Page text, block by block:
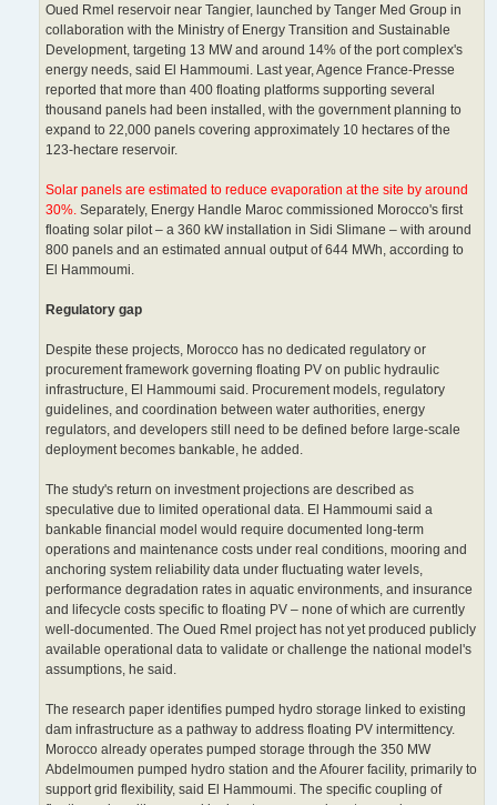
Oued Rmel reservoir near Tangier, launched by Tanger Med Group in
collaboration with the Ministry of Energy Transition and Sustainable
Development, targeting 13 MW and around 14% of the port complex's
energy needs, said El Hammoumi. Last year, Agence France-Presse
reported that more than 400 floating platforms supporting several
thousand panels had been installed, with the government planning to
expand to 22,000 panels covering approximately 10 hectares of the
123-hectare reservoir.
Solar panels are estimated to reduce evaporation at the site by around
30%. Separately, Energy Handle Maroc commissioned Morocco's first
floating solar pilot – a 360 kW installation in Sidi Slimane – with around
800 panels and an estimated annual output of 644 MWh, according to
El Hammoumi.
Regulatory gap
Despite these projects, Morocco has no dedicated regulatory or
procurement framework governing floating PV on public hydraulic
infrastructure, El Hammoumi said. Procurement models, regulatory
guidelines, and coordination between water authorities, energy
regulators, and developers still need to be defined before large-scale
deployment becomes bankable, he added.
The study's return on investment projections are described as
speculative due to limited operational data. El Hammoumi said a
bankable financial model would require documented long-term
operations and maintenance costs under real conditions, mooring and
anchoring system reliability data under fluctuating water levels,
performance degradation rates in aquatic environments, and insurance
and lifecycle costs specific to floating PV – none of which are currently
well-documented. The Oued Rmel project has not yet produced publicly
available operational data to validate or challenge the national model's
assumptions, he said.
The research paper identifies pumped hydro storage linked to existing
dam infrastructure as a pathway to address floating PV intermittency.
Morocco already operates pumped storage through the 350 MW
Abdelmoumen pumped hydro station and the Afourer facility, primarily to
support grid flexibility, said El Hammoumi. The specific coupling of